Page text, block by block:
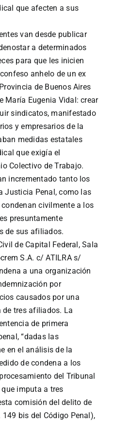
que afecten a sus
van desde publicar
a determinados
para que les inicien
anhelo de un ex
de Buenos Aires
María Eugenia Vidal: crear
sindicatos, manifestado
y empresarios de la
medidas estatales
que exigía el
Colectivo de Trabajo.
incrementado tanto los
Justicia Penal, como las
civilmente a los
presuntamente
de sus afiliados.
de Capital Federal, Sala
S.A. c/ ATILRA s/
a una organización
por
causados por una
tres afiliados. La
de primera
“dadas las
en el análisis de la
de condena a los
del Tribunal
que imputa a tres
comisión del delito de
bis del Código Penal),